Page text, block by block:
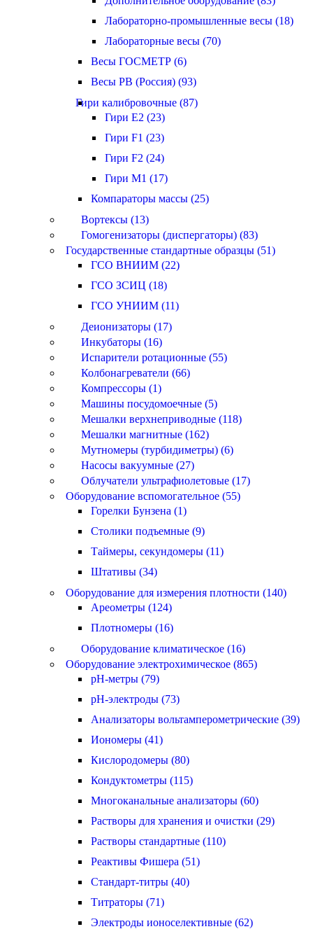
Лабораторно-промышленные весы (18)
Лабораторные весы (70)
Весы ГОСМЕТР (6)
Весы РВ (Россия) (93)
Гири калибровочные (87)
Гири E2 (23)
Гири F1 (23)
Гири F2 (24)
Гири M1 (17)
Компараторы массы (25)
Вортексы (13)
Гомогенизаторы (диспергаторы) (83)
Государственные стандартные образцы (51)
ГСО ВНИИМ (22)
ГСО ЗСИЦ (18)
ГСО УНИИМ (11)
Деионизаторы (17)
Инкубаторы (16)
Испарители ротационные (55)
Колбонагреватели (66)
Компрессоры (1)
Машины посудомоечные (5)
Мешалки верхнеприводные (118)
Мешалки магнитные (162)
Мутномеры (турбидиметры) (6)
Насосы вакуумные (27)
Облучатели ультрафиолетовые (17)
Оборудование вспомогательное (55)
Горелки Бунзена (1)
Столики подъемные (9)
Таймеры, секундомеры (11)
Штативы (34)
Оборудование для измерения плотности (140)
Ареометры (124)
Плотномеры (16)
Оборудование климатическое (16)
Оборудование электрохимическое (865)
pH-метры (79)
pH-электроды (73)
Анализаторы вольтамперометрические (39)
Иономеры (41)
Кислородомеры (80)
Кондуктометры (115)
Многоканальные анализаторы (60)
Растворы для хранения и очистки (29)
Растворы стандартные (110)
Реактивы Фишера (51)
Стандарт-титры (40)
Титраторы (71)
Электроды ионоселективные (62)